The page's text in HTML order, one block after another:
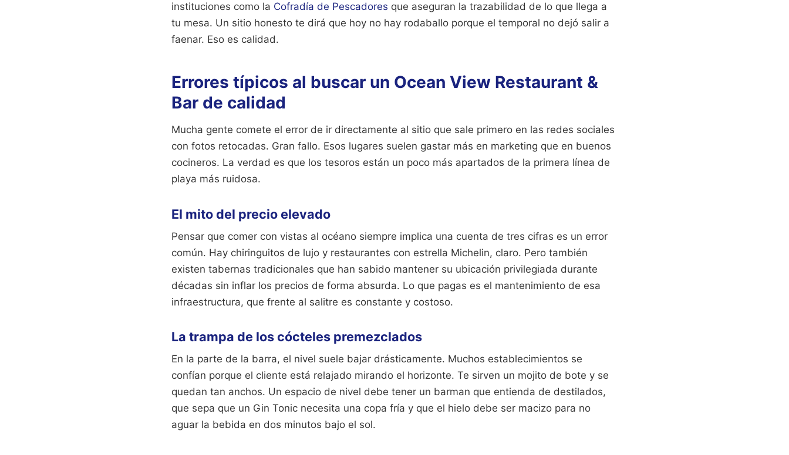
instituciones como la Cofradía de Pescadores que aseguran la trazabilidad de lo que llega a
tu mesa. Un sitio honesto te dirá que hoy no hay rodaballo porque el temporal no dejó salir a
faenar. Eso es calidad.
Errores típicos al buscar un Ocean View Restaurant &
Bar de calidad
Mucha gente comete el error de ir directamente al sitio que sale primero en las redes sociales
con fotos retocadas. Gran fallo. Esos lugares suelen gastar más en marketing que en buenos
cocineros. La verdad es que los tesoros están un poco más apartados de la primera línea de
playa más ruidosa.
El mito del precio elevado
Pensar que comer con vistas al océano siempre implica una cuenta de tres cifras es un error
común. Hay chiringuitos de lujo y restaurantes con estrella Michelin, claro. Pero también
existen tabernas tradicionales que han sabido mantener su ubicación privilegiada durante
décadas sin inflar los precios de forma absurda. Lo que pagas es el mantenimiento de esa
infraestructura, que frente al salitre es constante y costoso.
La trampa de los cócteles premezclados
En la parte de la barra, el nivel suele bajar drásticamente. Muchos establecimientos se
confían porque el cliente está relajado mirando el horizonte. Te sirven un mojito de bote y se
quedan tan anchos. Un espacio de nivel debe tener un barman que entienda de destilados,
que sepa que un Gin Tonic necesita una copa fría y que el hielo debe ser macizo para no
aguar la bebida en dos minutos bajo el sol.